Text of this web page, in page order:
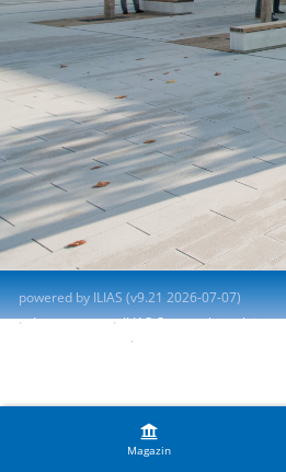
Magazin
powered by ILIAS (v9.21 2026-07-07)
Impressum
ILIAS-Support kontaktieren